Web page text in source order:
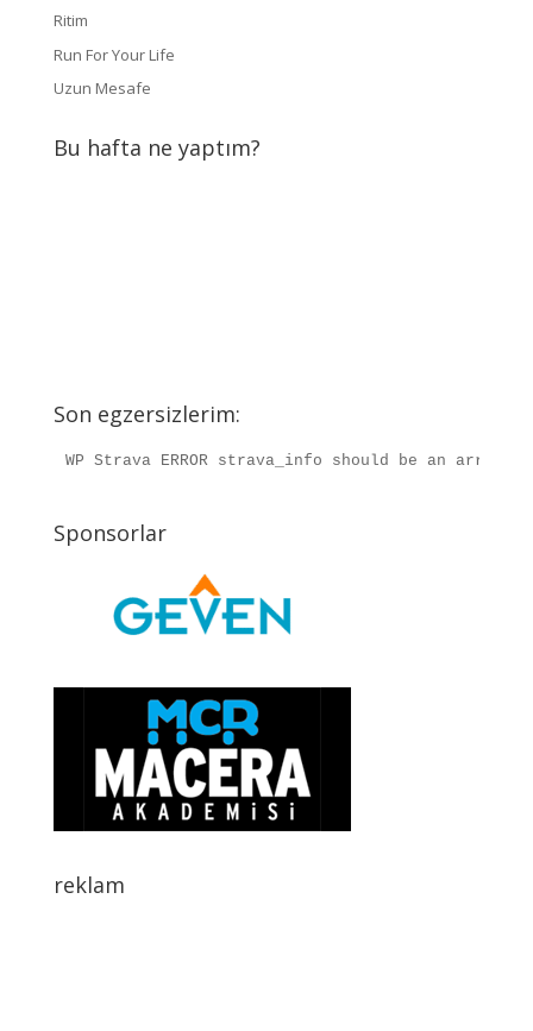
Ritim
Run For Your Life
Uzun Mesafe
Bu hafta ne yaptım?
Son egzersizlerim:
WP Strava ERROR strava_info should be an
Sponsorlar
reklam